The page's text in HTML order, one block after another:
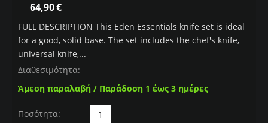
64,90€
FULL DESCRIPTION This Eden Essentials knife set is ideal
for a good, solid base. The set includes the chef's knife,
universal knife,...
Διαθεσιμότητα:
Άμεση παραλαβή / Παράδοση 1 έως 3 ημέρες
Ποσότητα: